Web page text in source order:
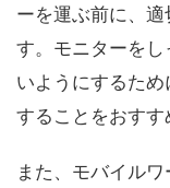
ーを運ぶ前に、
す。モニターを
いようにするた
することをおすす
また、モバイル